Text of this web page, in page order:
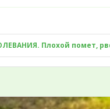
Плохой помет,